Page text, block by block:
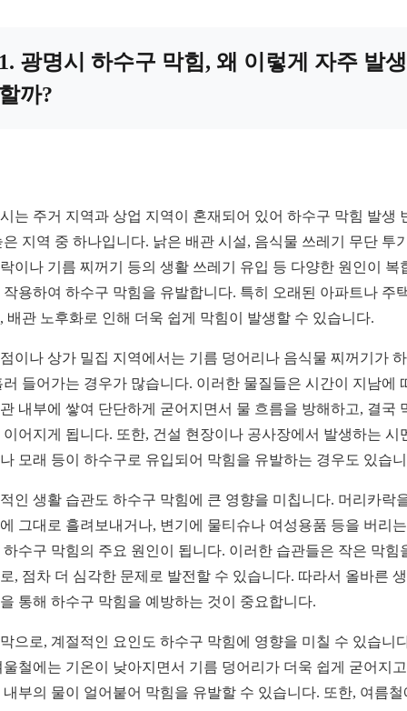
광명시 하수구 막힘, 왜 이렇게 자주 발생
까?
는 주거 지역과 상업 지역이 혼재되어 있어 하수구 막힘 발생
은 지역 중 하나입니다. 낡은 배관 시설, 음식물 쓰레기 무단 투
이나 기름 찌꺼기 등의 생활 쓰레기 유입 등 다양한 원인이 복
작용하여 하수구 막힘을 유발합니다. 특히 오래된 아파트나 주
배관 노후화로 인해 더욱 쉽게 막힘이 발생할 수 있습니다.
이나 상가 밀집 지역에서는 기름 덩어리나 음식물 찌꺼기가
러 들어가는 경우가 많습니다. 이러한 물질들은 시간이 지남에
내부에 쌓여 단단하게 굳어지면서 물 흐름을 방해하고, 결국
이어지게 됩니다. 또한, 건설 현장이나 공사장에서 발생하는 시
모래 등이 하수구로 유입되어 막힘을 유발하는 경우도 있습
인 생활 습관도 하수구 막힘에 큰 영향을 미칩니다. 머리카락
그대로 흘려보내거나, 변기에 물티슈나 여성용품 등을 버리
하수구 막힘의 주요 원인이 됩니다. 이러한 습관들은 작은 막힘
, 점차 더 심각한 문제로 발전할 수 있습니다. 따라서 올바른
통해 하수구 막힘을 예방하는 것이 중요합니다.
으로, 계절적인 요인도 하수구 막힘에 영향을 미칠 수 있습니
울철에는 기온이 낮아지면서 기름 덩어리가 더욱 쉽게 굳어지
내부의 물이 얼어붙어 막힘을 유발할 수 있습니다. 또한, 여름철